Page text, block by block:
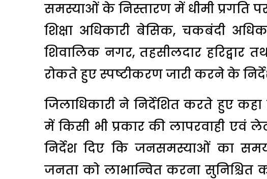
समस्याओं के निस्तारण में धीमी प्रगति
शिक्षा अधिकारी बेसिक, चकबंदी
शिवालिक नगर, तहसीलदार
रोकते हुए स्पष्टीकरण जारी करने के
जिलाधिकारी ने निर्देशित करते हुए
में किसी भी प्रकार की लापरवाही एवं
निर्देश दिए कि जनसमस्याओं का
जनता को लाभान्वित करना सुनिश्चित